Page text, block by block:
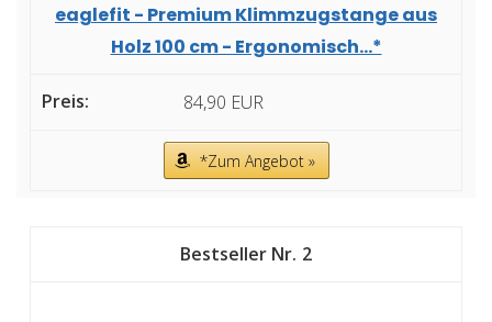
eaglefit - Premium Klimmzugstange aus
Holz 100 cm - Ergonomisch...*
84,90 EUR
*Zum Angebot »
2